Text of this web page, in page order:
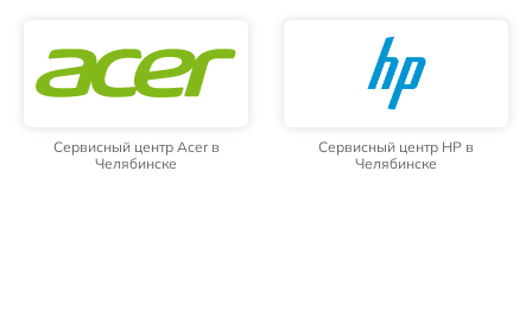
Сервисный центр Acer в
Челябинске
Сервисный центр HP в
Челябинске